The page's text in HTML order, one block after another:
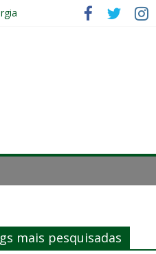
mais pesquisadas